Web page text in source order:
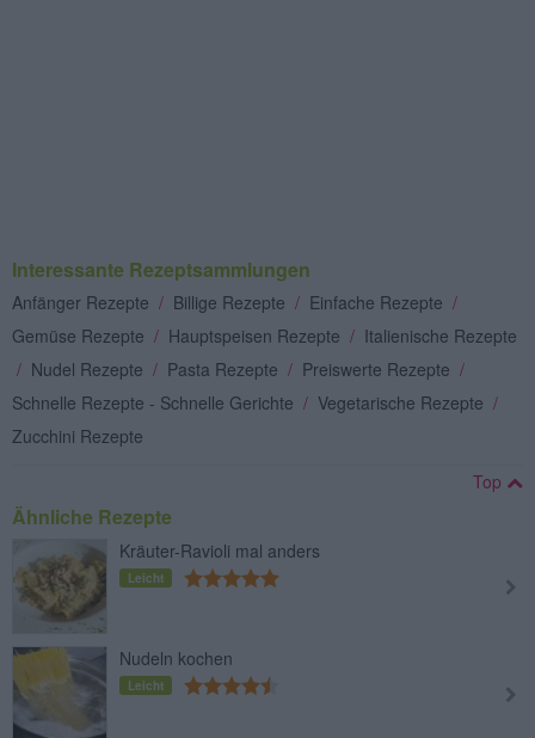
Interessante Rezeptsammlungen
Anfänger Rezepte / Billige Rezepte / Einfache Rezepte /
Gemüse Rezepte / Hauptspeisen Rezepte / Italienische Rezepte
/ Nudel Rezepte / Pasta Rezepte / Preiswerte Rezepte /
Schnelle Rezepte - Schnelle Gerichte / Vegetarische Rezepte /
Zucchini Rezepte
Top
Ähnliche Rezepte
Kräuter-Ravioli mal anders
Leicht
Nudeln kochen
Leicht